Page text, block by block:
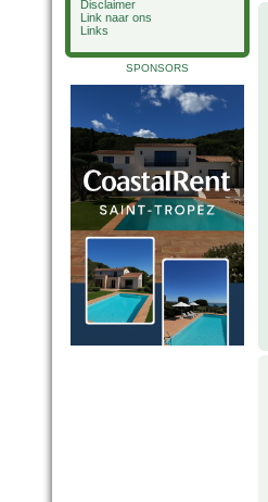
Disclaimer
Link naar ons
Links
SPONSORS